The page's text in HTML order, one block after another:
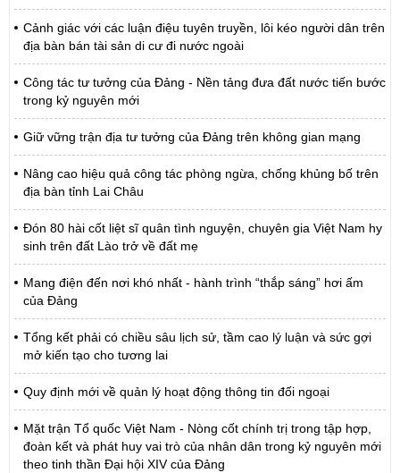
Cảnh giác với các luận điệu tuyên truyền, lôi kéo người dân trên
địa bàn bán tài sản di cư đi nước ngoài
Công tác tư tưởng của Đảng - Nền tảng đưa đất nước tiến bước
trong kỷ nguyên mới
Giữ vững trận địa tư tưởng của Đảng trên không gian mạng
Nâng cao hiệu quả công tác phòng ngừa, chống khủng bố trên
địa bàn tỉnh Lai Châu
Đón 80 hài cốt liệt sĩ quân tình nguyện, chuyên gia Việt Nam hy
sinh trên đất Lào trở về đất mẹ
Mang điện đến nơi khó nhất - hành trình “thắp sáng” hơi ấm
của Đảng
Tổng kết phải có chiều sâu lịch sử, tầm cao lý luận và sức gợi
mở kiến tạo cho tương lai
Quy định mới về quản lý hoạt động thông tin đối ngoại
Mặt trận Tổ quốc Việt Nam - Nòng cốt chính trị trong tập hợp,
đoàn kết và phát huy vai trò của nhân dân trong kỷ nguyên mới
theo tinh thần Đại hội XIV của Đảng